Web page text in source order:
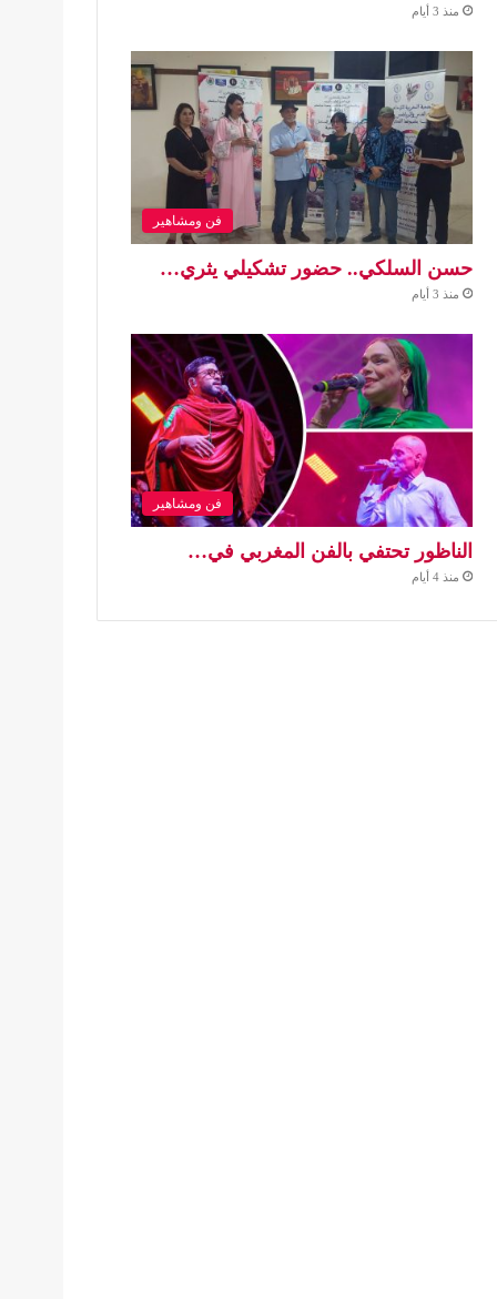
منذ 3 أيام
فن ومشاهير
حسن السلكي.. حضور تشكيلي يثري…
منذ 3 أيام
فن ومشاهير
الناظور تحتفي بالفن المغربي في…
منذ 4 أيام